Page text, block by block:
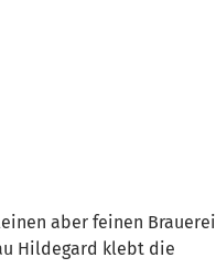
aber feinen Brauerei
Hildegard klebt die